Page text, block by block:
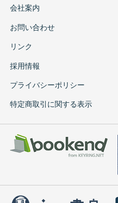
会社案内
お問い合わせ
リンク
採用情報
プライバシーポリシー
特定商取引に関する表示